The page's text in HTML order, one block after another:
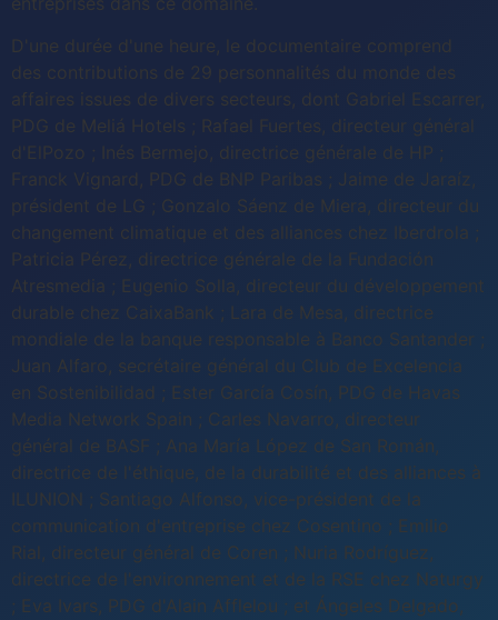
D'une durée d'une heure, le documentaire comprend
des contributions de 29 personnalités du monde des
affaires issues de divers secteurs, dont Gabriel Escarrer,
PDG de Meliá Hotels ; Rafael Fuertes, directeur général
d'ElPozo ; Inés Bermejo, directrice générale de HP ;
Franck Vignard, PDG de BNP Paribas ; Jaime de Jaraíz,
président de LG ; Gonzalo Sáenz de Miera, directeur du
changement climatique et des alliances chez Iberdrola ;
Patricia Pérez, directrice générale de la Fundación
Atresmedia ; Eugenio Solla, directeur du développement
durable chez CaixaBank ; Lara de Mesa, directrice
mondiale de la banque responsable à Banco Santander ;
Juan Alfaro, secrétaire général du Club de Excelencia
en Sostenibilidad ; Ester García Cosín, PDG de Havas
Media Network Spain ; Carles Navarro, directeur
général de BASF ; Ana María López de San Román,
directrice de l'éthique, de la durabilité et des alliances à
ILUNION ; Santiago Alfonso, vice-président de la
communication d'entreprise chez Cosentino ; Emilio
Rial, directeur général de Coren ; Nuria Rodríguez,
directrice de l'environnement et de la RSE chez Naturgy
; Eva Ivars, PDG d'Alain Afflelou ; et Ángeles Delgado,